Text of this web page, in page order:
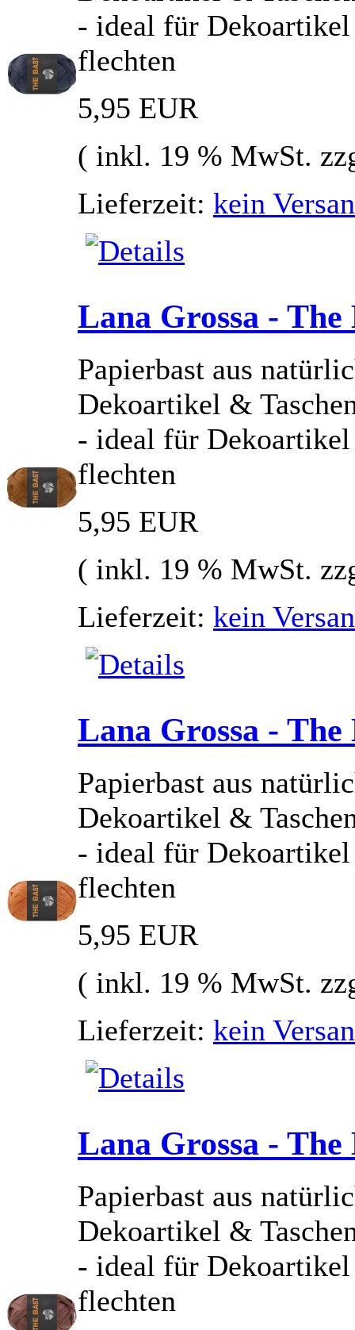
- ideal für Dekoartikel
flechten
5,95 EUR
( inkl. 19 % MwSt.
Lieferzeit: kein
Lana Grossa -
Papierbast aus
Dekoartikel &
- ideal für Dekoartikel
flechten
5,95 EUR
( inkl. 19 % MwSt.
Lieferzeit: kein
Lana Grossa - The
Papierbast aus
Dekoartikel &
- ideal für Dekoartikel
flechten
5,95 EUR
( inkl. 19 % MwSt.
Lieferzeit: kein
Lana Grossa -
Papierbast aus
Dekoartikel &
- ideal für Dekoartikel
flechten